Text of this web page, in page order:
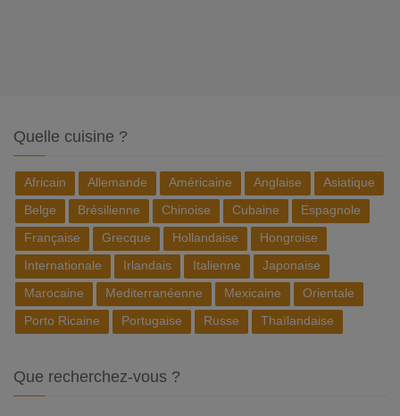
Quelle cuisine ?
Africain Allemande Américaine Anglaise
Asiatique
Belge
Brésilienne Chinoise Cubaine
Espagnole
Française
Grecque Hollandaise
Hongroise
Internationale
Irlandais Italienne
Japonaise
Marocaine
Mediterranéenne Mexicaine
Orientale
Porto Ricaine
Portugaise Russe Thaïlandaise
Que recherchez-vous ?